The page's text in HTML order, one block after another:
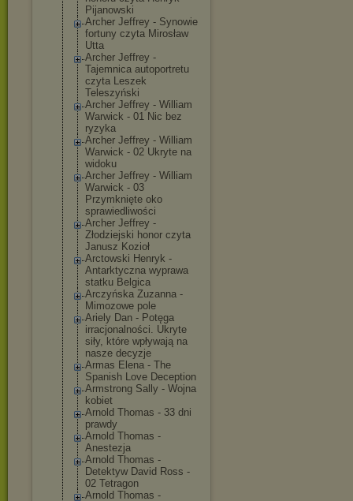
Pijanowski
Archer Jeffrey - Synowie
fortuny czyta Mirosław
Utta
Archer Jeffrey -
Tajemnica autoportretu
czyta Leszek
Teleszyński
Archer Jeffrey - William
Warwick - 01 Nic bez
ryzyka
Archer Jeffrey - William
Warwick - 02 Ukryte na
widoku
Archer Jeffrey - William
Warwick - 03
Przymknięte oko
sprawiedliwości
Archer Jeffrey -
Złodziejski honor czyta
Janusz Kozioł
Arctowski Henryk -
Antarktyczna wyprawa
statku Belgica
Arczyńska Zuzanna -
Mimozowe pole
Ariely Dan - Potęga
irracjonalności. Ukryte
siły, które wpływają na
nasze decyzje
Armas Elena - The
Spanish Love Deception
Armstrong Sally - Wojna
kobiet
Arnold Thomas - 33 dni
prawdy
Arnold Thomas -
Anestezja
Arnold Thomas -
Detektyw David Ross -
02 Tetragon
Arnold Thomas -